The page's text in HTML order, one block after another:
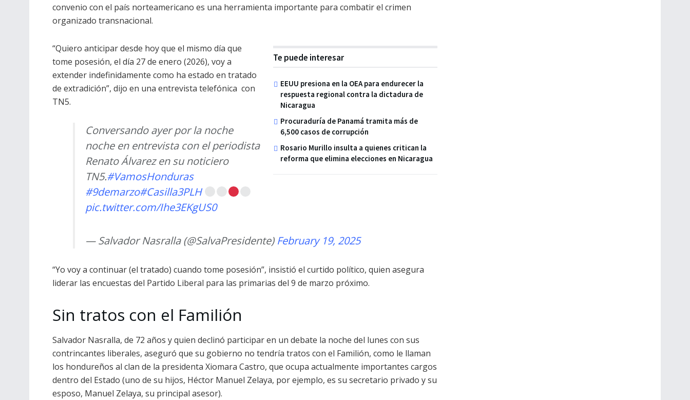
convenio con el país norteamericano es una herramienta importante para combatir el crimen
organizado transnacional.
Te puede interesar
EEUU presiona en la OEA para endurecer la
respuesta regional contra la dictadura de
Nicaragua
Procuraduría de Panamá tramita más de
6,500 casos de corrupción
Rosario Murillo insulta a quienes critican la
reforma que elimina elecciones en Nicaragua
“Quiero anticipar desde hoy que el mismo día que
tome posesión, el día 27 de enero (2026), voy a
extender indefinidamente como ha estado en tratado
de extradición”, dijo en una entrevista telefónica con
TN5.
Conversando ayer por la noche
noche en entrevista con el periodista
Renato Álvarez en su noticiero
TN5.#VamosHonduras
#9demarzo#Casilla3PLH
pic.twitter.com/Ihe3EKgUS0
— Salvador Nasralla (@SalvaPresidente) February 19, 2025
“Yo voy a continuar (el tratado) cuando tome posesión”, insistió el curtido político, quien asegura
liderar las encuestas del Partido Liberal para las primarias del 9 de marzo próximo.
Sin tratos con el Familión
Salvador Nasralla, de 72 años y quien declinó participar en un debate la noche del lunes con sus
contrincantes liberales, aseguró que su gobierno no tendría tratos con el Familión, como le llaman
los hondureños al clan de la presidenta Xiomara Castro, que ocupa actualmente importantes cargos
dentro del Estado (uno de su hijos, Héctor Manuel Zelaya, por ejemplo, es su secretario privado y su
esposo, Manuel Zelaya, su principal asesor).